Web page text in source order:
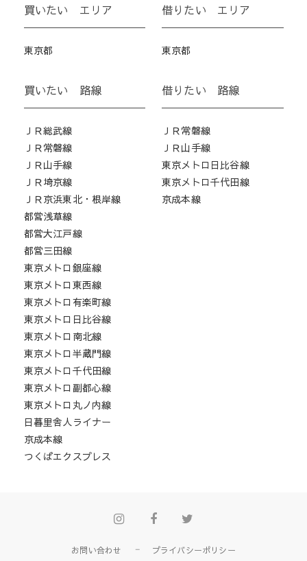
買いたい エリア
東京都
買いたい 路線
ＪＲ総武線
ＪＲ常磐線
ＪＲ山手線
ＪＲ埼京線
ＪＲ京浜東北・根岸線
都営浅草線
都営大江戸線
都営三田線
東京メトロ銀座線
東京メトロ東西線
東京メトロ有楽町線
東京メトロ日比谷線
東京メトロ南北線
東京メトロ半蔵門線
東京メトロ千代田線
東京メトロ副都心線
東京メトロ丸ノ内線
日暮里舎人ライナー
京成本線
つくばエクスプレス
借りたい エリア
東京都
借りたい 路線
ＪＲ常磐線
ＪＲ山手線
東京メトロ日比谷線
東京メトロ千代田線
京成本線
InstagramFacebook
お問い合わせ プライバシーポリシー